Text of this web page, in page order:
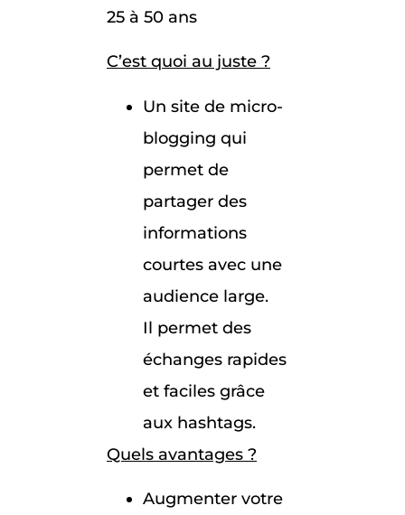
25 à 50 ans
C’est quoi au juste ?
Un site de micro-
blogging qui
permet de
partager des
informations
courtes avec une
audience large.
Il permet des
échanges rapides
et faciles grâce
aux hashtags.
Quels avantages ?
Augmenter votre